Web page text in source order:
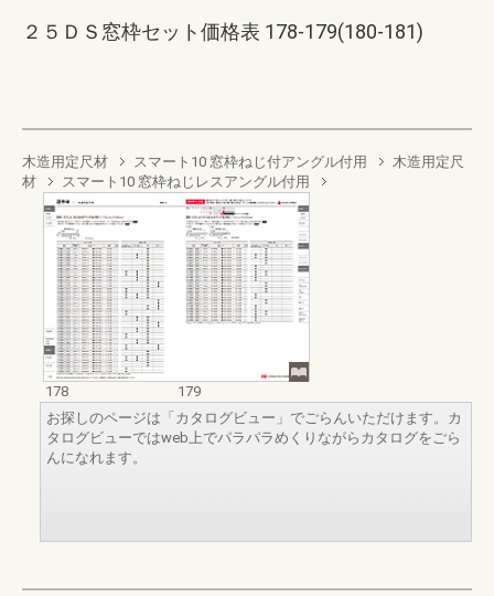
２５ＤＳ窓枠セット価格表 178-179(180-181)
木造用定尺材 スマート10 窓枠ねじ付アングル付用
木造用定尺
材
スマート10 窓枠ねじレスアングル付用
178
179
お探しのページは「カタログビュー」でごらんいただけます。カ
タログビューではweb上でパラパラめくりながらカタログをごら
んになれます。